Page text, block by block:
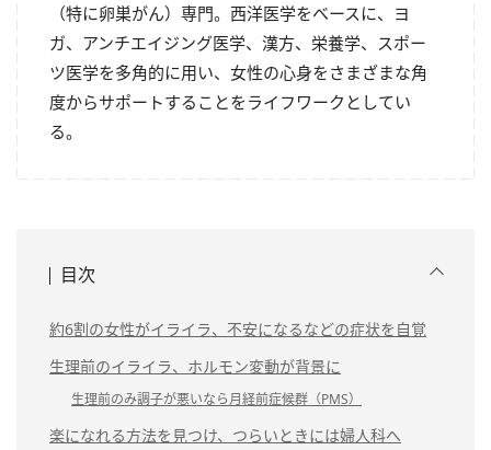
（特に卵巣がん）専門。西洋医学をベースに、ヨ
ガ、アンチエイジング医学、漢方、栄養学、スポー
ツ医学を多角的に用い、女性の心身をさまざまな角
度からサポートすることをライフワークとしてい
る。
目次
約6割の女性がイライラ、不安になるなどの症状を自覚
生理前のイライラ、ホルモン変動が背景に
生理前のみ調子が悪いなら月経前症候群（PMS）
楽になれる方法を見つけ、つらいときには婦人科へ